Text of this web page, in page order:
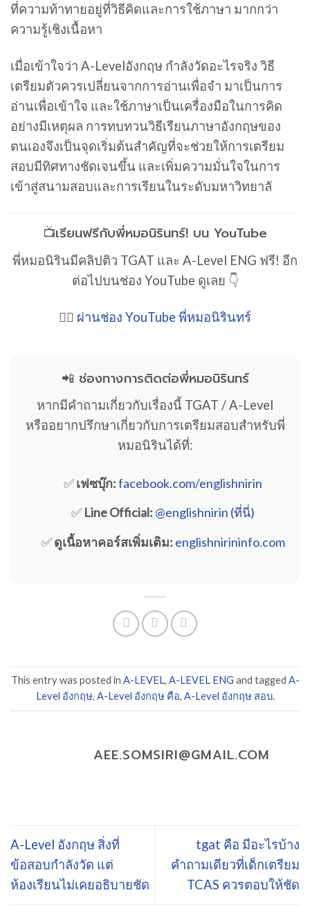
ที่ความท้าทายอยู่ที่วิธีคิดและการใช้ภาษา มากกว่า
ความรู้เชิงเนื้อหา
เมื่อเข้าใจว่า A-Levelอังกฤษ กำลังวัดอะไรจริง วิธี
เตรียมตัวควรเปลี่ยนจากการอ่านเพื่อจำ มาเป็นการ
อ่านเพื่อเข้าใจ และใช้ภาษาเป็นเครื่องมือในการคิด
อย่างมีเหตุผล การทบทวนวิธีเรียนภาษาอังกฤษของ
ตนเองจึงเป็นจุดเริ่มต้นสำคัญที่จะช่วยให้การเตรียม
สอบมีทิศทางชัดเจนขึ้น และเพิ่มความมั่นใจในการ
เข้าสู่สนามสอบและการเรียนในระดับมหาวิทยาลั
📺เรียนฟรีกับพี่หมอนิรินทร์! บน YouTube
พี่หมอนิรินมีคลิปติว TGAT และ A-Level ENG ฟรี! อีก
ต่อไปบนช่อง YouTube ดูเลย 👇
👉🏻 ผ่านช่อง YouTube พี่หมอนิรินทร์
📲 ช่องทางการติดต่อพี่หมอนิรินทร์
หากมีคำถามเกี่ยวกับเรื่องนี้ TGAT / A-Level
หรืออยากปรึกษาเกี่ยวกับการเตรียมสอบสำหรับพี่
หมอนิรินได้ที่:
✅เฟซบุ๊ก:facebook.com/englishnirin
✅ Line Official: @englishnirin (ที่นี่)
✅ดูเนื้อหาคอร์สเพิ่มเติม: englishnirininfo.com
This entry was posted in A-LEVEL, A-LEVEL ENG and tagged A-
Level อังกฤษ, A-Level อังกฤษ คือ, A-Level อังกฤษ สอบ.
AEE.SOMSIRI@GMAIL.COM
A-Level อังกฤษ สิ่งที่
ข้อสอบกำลังวัด แต่
ห้องเรียนไม่เคยอธิบายชัด
tgat คือ มีอะไรบ้าง
คำถามเดียวที่เด็กเตรียม
TCAS ควรตอบให้ชัด